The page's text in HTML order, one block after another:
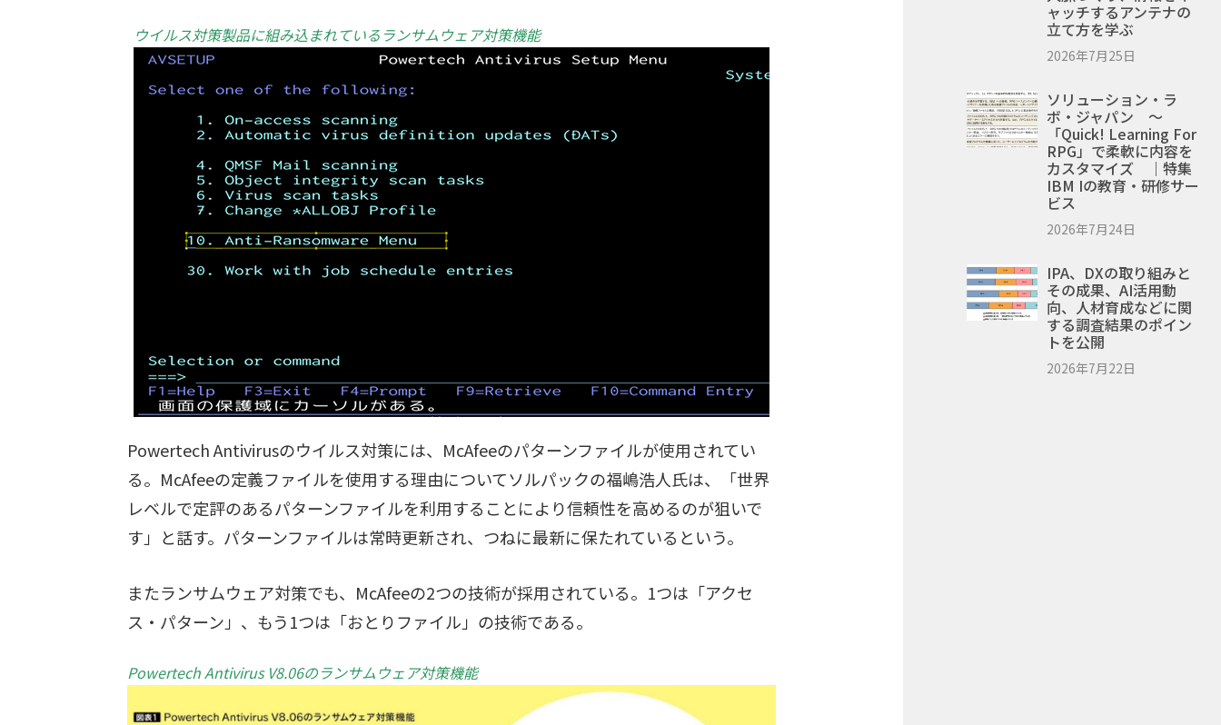
ウイルス対策製品に組み込まれているランサムウェア対策機能
Powertech Antivirusのウイルス対策には、McAfeeのパターンファイルが使用されてい
る。McAfeeの定義ファイルを使用する理由についてソルパックの福嶋浩人氏は、「世界
レベルで定評のあるパターンファイルを利用することにより信頼性を高めるのが狙いで
す」と話す。パターンファイルは常時更新され、つねに最新に保たれているという。
またランサムウェア対策でも、McAfeeの2つの技術が採用されている。1つは「アクセ
ス・パターン」、もう1つは「おとりファイル」の技術である。
Powertech Antivirus V8.06のランサムウェア対策機能
ャッチするアンテナの
立て方を学ぶ
2026年7月25日
ソリューション・ラ
ボ・ジャパン ～
「Quick! Learning For
RPG」で柔軟に内容を
カスタマイズ ｜特集
IBM Iの教育・研修サー
ビス
2026年7月24日
IPA、DXの取り組みと
その成果、AI活用動
向、人材育成などに関
する調査結果のポイン
トを公開
2026年7月22日